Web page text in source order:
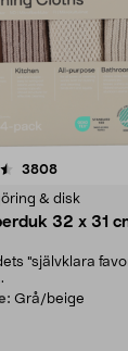
3808recensioner
& disk
32 x 31
"självklara
Grå/beige
4.0av 5 stjärnor